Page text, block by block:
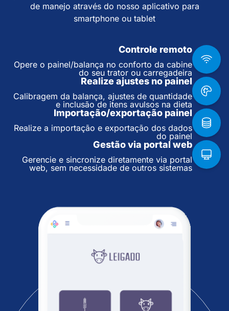
de manejo através do nosso aplicativo para
smartphone ou tablet
Controle remoto
Opere o painel/balança no conforto da cabine
do seu trator ou carregadeira
Realize ajustes no painel
Calibragem da balança, ajustes de quantidade
e inclusão de itens avulsos na dieta
Importação/exportação painel
Realize a importação e exportação dos dados
do painel
Gestão via portal web
Gerencie e sincronize diretamente via portal
web, sem necessidade de outros sistemas